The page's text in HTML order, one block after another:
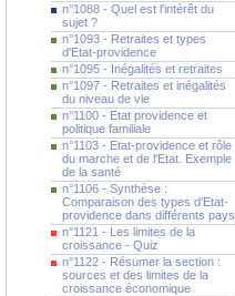
n°1088 - Quel est l'intérêt du
sujet ?
n°1093 - Retraites et types
d'Etat-providence
n°1095 - Inégalités et retraites
n°1097 - Retraites et inégalités
du niveau de vie
n°1100 - Etat providence et
politique familiale
n°1103 - Etat-providence et rôle
du marche et de l'Etat. Exemple
de la santé
n°1106 - Synthèse :
Comparaison des types d'Etat-
providence dans différents pays
n°1121 - Les limites de la
croissance - Quiz
n°1122 - Résumer la section :
sources et des limites de la
croissance économique